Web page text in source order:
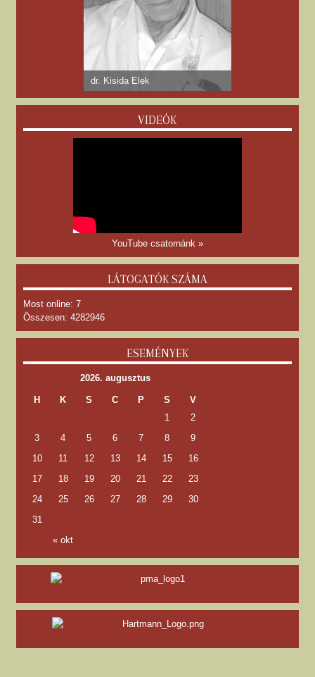
dr. Kisida Elek
VIDEÓK
YouTube csatornánk »
LÁTOGATÓK SZÁMA
Most online: 7
Összesen: 4282946
ESEMÉNYEK
2026. augusztus
H K S C P S V
« okt
1
2
3
4 5 6 7 8
9
10
11 12 13 14 15
16
17
18 19 20 21 22
23
24
25 26 27 28 29
30
31